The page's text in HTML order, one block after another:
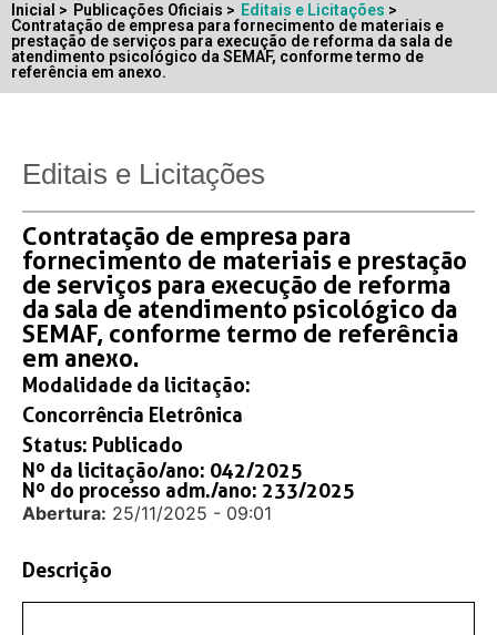
Inicial > Publicações Oficiais > Editais e Licitações >
Contratação de empresa para fornecimento de materiais e
prestação de serviços para execução de reforma da sala de
atendimento psicológico da SEMAF, conforme termo de
referência em anexo.
Editais e Licitações
Contratação de empresa para
fornecimento de materiais e prestação
de serviços para execução de reforma
da sala de atendimento psicológico da
SEMAF, conforme termo de referência
em anexo.
Modalidade da licitação:
Concorrência Eletrônica
Status: Publicado
Nº da licitação/ano: 042/2025
Nº do processo adm./ano: 233/2025
Abertura: 25/11/2025 - 09:01
Descrição